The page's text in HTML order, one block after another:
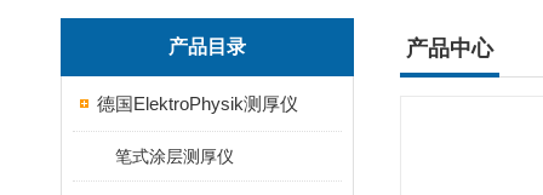
产品目录
德国ElektroPhysik测厚仪
笔式涂层测厚仪
产品中心